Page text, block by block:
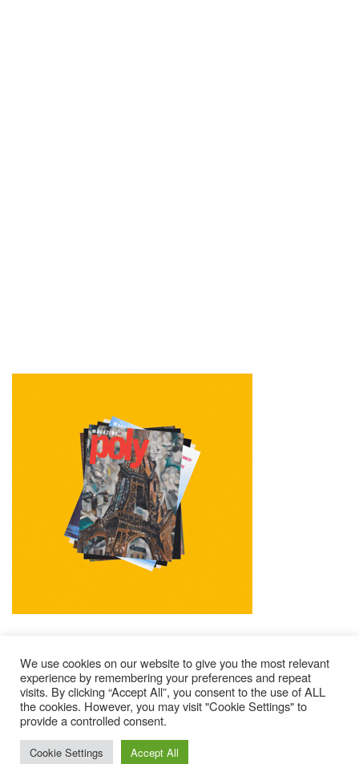
Impressum Kontakt
Alle Ausgaben Lesen
POLY Abonnieren
© 2025 – Magazine Poly – BKN
We use cookies on our website to give you the most relevant
experience by remembering your preferences and repeat
visits. By clicking “Accept All”, you consent to the use of ALL
the cookies. However, you may visit "Cookie Settings" to
provide a controlled consent.
Cookie Settings Accept All